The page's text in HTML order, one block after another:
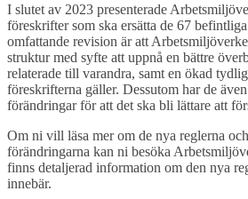
I slutet av 2023 presenterade
föreskrifter som ska ersätta de 67
omfattande revision är att
struktur med syfte att uppnå en bättre
relaterade till varandra, samt en ökad
föreskrifterna gäller. Dessutom har de
förändringar för att det ska bli lättare att
Om ni vill läsa mer om de nya reglerna
förändringarna kan ni besöka
finns detaljerad information om den nya
innebär.